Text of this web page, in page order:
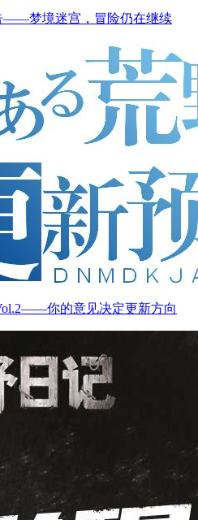
——梦境迷宫，冒险仍在继续
你的意见决定更新方向